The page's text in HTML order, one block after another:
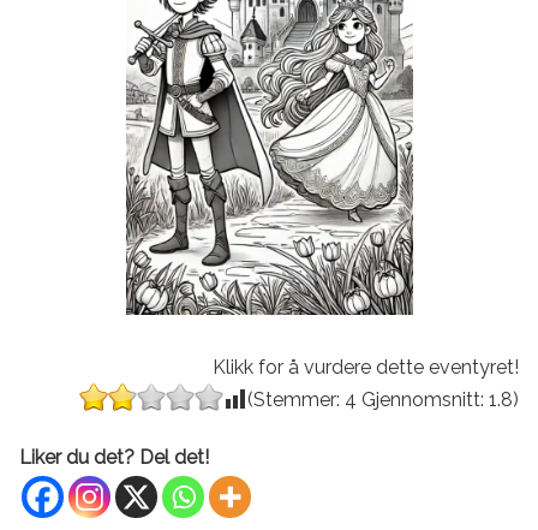
Klikk for å vurdere dette eventyret!
(Stemmer: 4 Gjennomsnitt: 1.8)
Liker du det? Del det!